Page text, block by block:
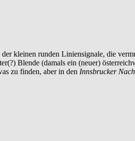
kleinen runden Liniensignale, die
Blende (damals ein (neuer)
zu finden, aber in den Innsbrucker